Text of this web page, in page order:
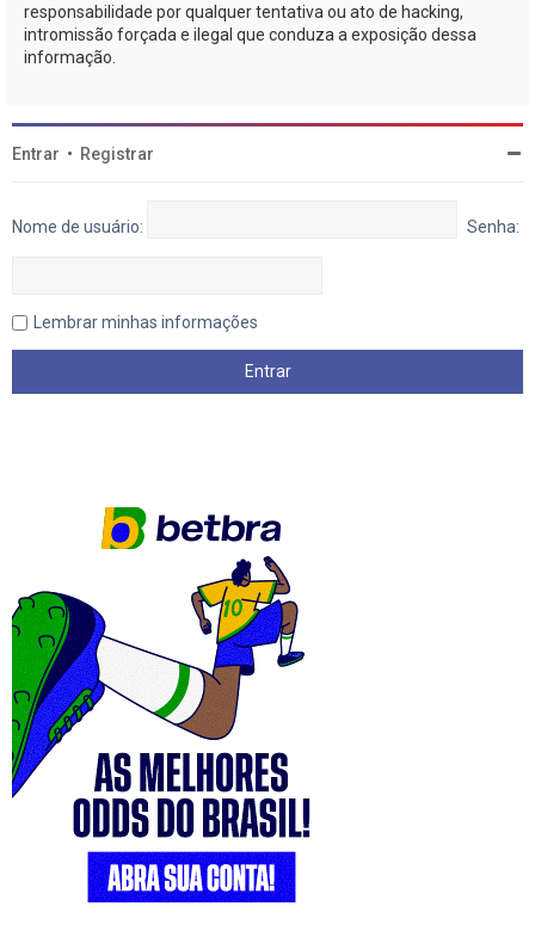
responsabilidade por qualquer tentativa ou ato de hacking,
intromissão forçada e ilegal que conduza a exposição dessa
informação.
Entrar • Registrar
Nome de usuário: Senha:
Lembrar minhas informações